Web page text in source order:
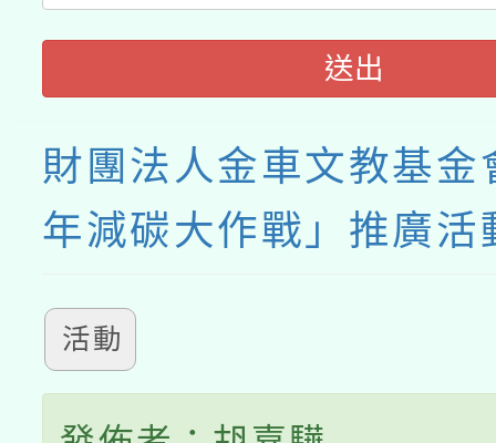
送出
財團法人金車文教基
年減碳大作戰」推廣活
活動